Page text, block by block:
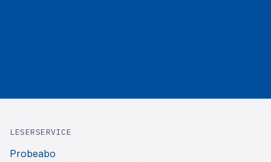
LESERSERVICE
Probeabo